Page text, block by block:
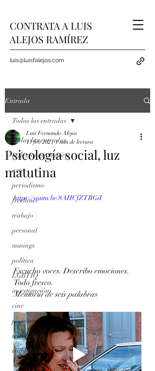
CONTRATA A LUIS
ALEJOS RAMÍREZ
luis@luisfalejos.com
Entrada
Todas las entradas
reflexiones y música
arte
periodismo
freelance
trabajo
personal
musings
política
LGBTIQ
investigación
cine
podcast
televisión
trabajo social
Todas las entradas
Psicología social, luz
matutina
Luis Fernando Alejos
13 feb 2021 1 min de lectura
https://youtu.be/8AHCfZTRGiI
Escucho voces. Describo emociones.
Todo fresco.
Memoria de seis palabras